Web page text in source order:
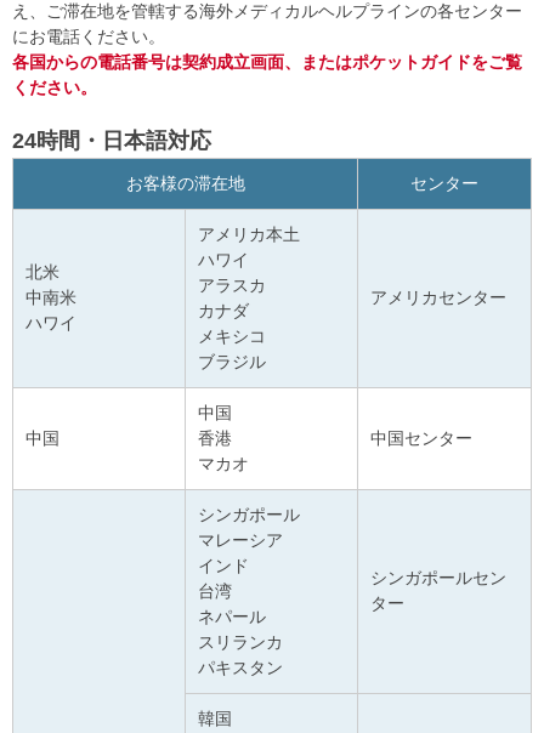
え、ご滞在地を管轄する海外メディカルヘルプラインの各センター
にお電話ください。
各国からの電話番号は契約成立画面、またはポケットガイドをご覧
ください。
24時間・日本語対応
お客様の滞在地 センター
北米
中南米
ハワイ
アメリカ本土
ハワイ
アラスカ
カナダ
メキシコ
ブラジル
アメリカセンター
中国
中国
香港
マカオ
中国センター
シンガポール
マレーシア
インド
台湾
ネパール
スリランカ
パキスタン
シンガポールセン
ター
韓国